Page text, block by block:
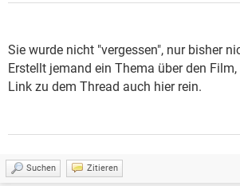
Sie wurde nicht "vergessen", nur bisher
Erstellt jemand ein Thema über den
Link zu dem Thread auch hier rein.
Suchen Zitieren